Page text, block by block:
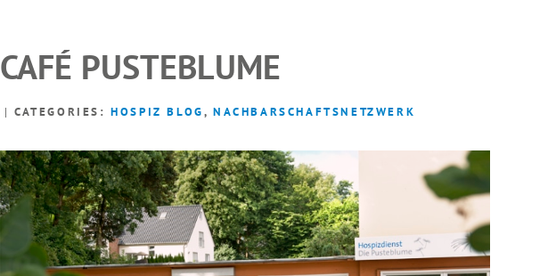
CAFÉ PUSTEBLUME
CATEGORIES:HOSPIZ BLOG,NACHBARSCHAFTSNETZWERK